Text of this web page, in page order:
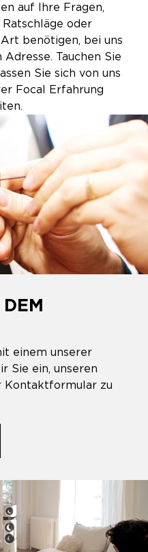
auf Ihre Fragen,
oder
benötigen, bei uns
Tauchen Sie
Sie sich von uns
Focal Erfahrung
einem unserer
Sie ein, unseren
Kontaktformular zu